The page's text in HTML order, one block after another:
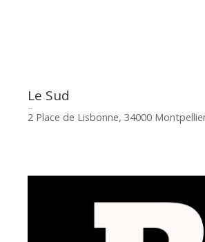
Le Sud
2 Place de Lisbonne, 34000